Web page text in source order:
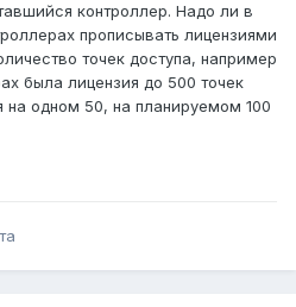
контроллер. Надо ли в
прописывать лицензиями
точек доступа, например
была лицензия до 500 точек
на одном 50, на планируемом 100